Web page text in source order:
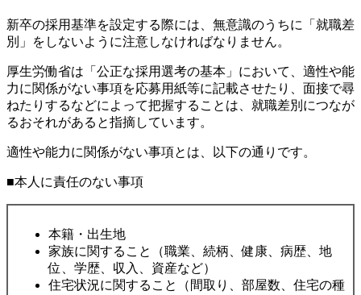
新卒の採用基準を設定する際には、無意識のうちに「就職差
別」をしないように注意しなければなりません。
厚生労働省は「公正な採用選考の基本」において、適性や能
力に関係がない事項を応募用紙等に記載させたり、面接で尋
ねたりするなどによって把握することは、就職差別につなが
るおそれがあると指摘しています。
適性や能力に関係がない事項とは、以下の通りです。
■本人に責任のない事項
本籍・出生地
家族に関すること（職業、続柄、健康、病歴、地
位、学歴、収入、資産など）
住宅状況に関すること（間取り、部屋数、住宅の種